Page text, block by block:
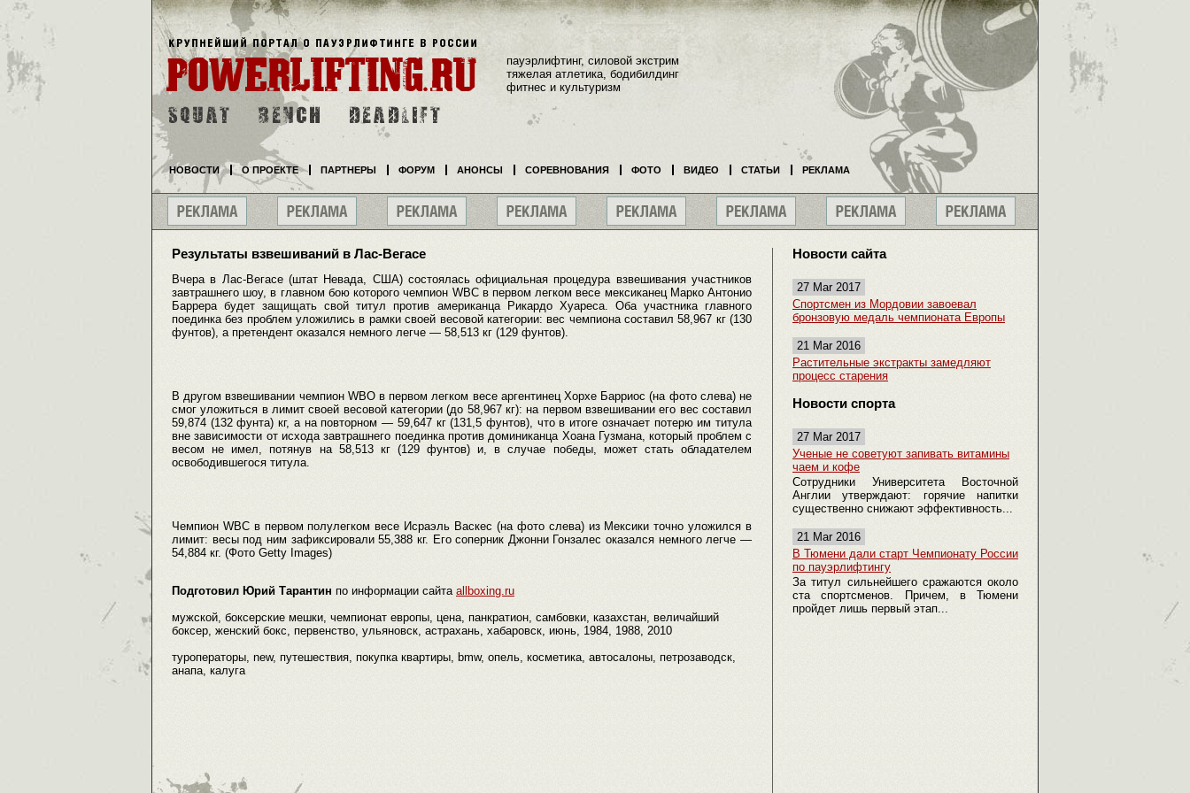
Результаты взвешиваний в Лас-Вегасе
Вчера в Лас-Вегасе (штат Невада, США) состоялась официальная процедура взвешивания участников
завтрашнего шоу, в главном бою которого чемпион WBC в первом легком весе мексиканец Марко Антонио
Баррера будет защищать свой титул против американца Рикардо Хуареса. Оба участника главного
поединка без проблем уложились в рамки своей весовой категории: вес чемпиона составил 58,967 кг (130
фунтов), а претендент оказался немного легче — 58,513 кг (129 фунтов).
В другом взвешивании чемпион WBO в первом легком весе аргентинец Хорхе Барриос (на фото слева) не
смог уложиться в лимит своей весовой категории (до 58,967 кг): на первом взвешивании его вес составил
59,874 (132 фунта) кг, а на повторном — 59,647 кг (131,5 фунтов), что в итоге означает потерю им титула
вне зависимости от исхода завтрашнего поединка против доминиканца Хоана Гузмана, который проблем с
весом не имел, потянув на 58,513 кг (129 фунтов) и, в случае победы, может стать обладателем
освободившегося титула.
Чемпион WBC в первом полулегком весе Исраэль Васкес (на фото слева) из Мексики точно уложился в
лимит: весы под ним зафиксировали 55,388 кг. Его соперник Джонни Гонзалес оказался немного легче —
54,884 кг. (Фото Getty Images)
Подготовил Юрий Тарантин по информации сайта allboxing.ru
мужской, боксерские мешки, чемпионат европы, цена, панкратион, самбовки, казахстан, величайший
боксер, женский бокс, первенство, ульяновск, астрахань, хабаровск, июнь, 1984, 1988, 2010
туроператоры, new, путешествия, покупка квартиры, bmw, опель, косметика, автосалоны, петрозаводск,
анапа, калуга
Новости сайта
27 Mar 2017
Спортсмен из Мордовии завоевал
бронзовую медаль чемпионата Европы
21 Mar 2016
Растительные экстракты замедляют
процесс старения
Новости спорта
27 Mar 2017
Ученые не советуют запивать витамины
чаем и кофе
Сотрудники Университета Восточной
Англии утверждают: горячие напитки
существенно снижают эффективность...
21 Mar 2016
В Тюмени дали старт Чемпионату России
по пауэрлифтингу
За титул сильнейшего сражаются около
ста спортсменов. Причем, в Тюмени
пройдет лишь первый этап...
пауэрлифтинг, силовой экстрим
тяжелая атлетика, бодибилдинг
фитнес и культуризм
НОВОСТИ О ПРОЕКТЕ ПАРТНЕРЫ ФОРУМ АНОНСЫ СОРЕВНОВАНИЯ ФОТО ВИДЕО СТАТЬИ РЕКЛАМА